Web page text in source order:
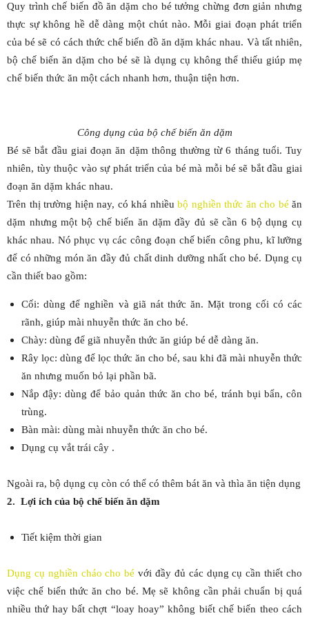
Quy trình chế biến đồ ăn dặm cho bé tưởng chừng đơn giản nhưng
thực sự không hề dễ dàng một chút nào. Mỗi giai đoạn phát triển
của bé sẽ có cách thức chế biến đồ ăn dặm khác nhau. Và tất nhiên,
bộ chế biến ăn dặm cho bé sẽ là dụng cụ không thể thiếu giúp mẹ
chế biến thức ăn một cách nhanh hơn, thuận tiện hơn.
Công dụng của bộ chế biến ăn dặm
Bé sẽ bắt đầu giai đoạn ăn dặm thông thường từ 6 tháng tuổi. Tuy
nhiên, tùy thuộc vào sự phát triển của bé mà mỗi bé sẽ bắt đầu giai
đoạn ăn dặm khác nhau.
Trên thị trường hiện nay, có khá nhiều bộ nghiền thức ăn cho bé ăn
dặm nhưng một bộ chế biến ăn dặm đầy đủ sẽ cần 6 bộ dụng cụ
khác nhau. Nó phục vụ các công đoạn chế biến công phu, kĩ lưỡng
để có những món ăn đầy đủ chất dinh dưỡng nhất cho bé. Dụng cụ
cần thiết bao gồm:
Cối: dùng để nghiền và giã nát thức ăn. Mặt trong cối có các
rãnh, giúp mài nhuyễn thức ăn cho bé.
Chày: dùng để giã nhuyễn thức ăn giúp bé dễ dàng ăn.
Rây lọc: dùng để lọc thức ăn cho bé, sau khi đã mài nhuyễn thức
ăn nhưng muốn bỏ lại phần bã.
Nắp đậy: dùng để bảo quản thức ăn cho bé, tránh bụi bẩn, côn
trùng.
Bàn mài: dùng mài nhuyễn thức ăn cho bé.
Dụng cụ vắt trái cây .
Ngoài ra, bộ dụng cụ còn có thể có thêm bát ăn và thìa ăn tiện dụng
2. Lợi ích của bộ chế biến ăn dặm
Tiết kiệm thời gian
Dụng cụ nghiền cháo cho bé với đầy đủ các dụng cụ cần thiết cho
việc chế biến thức ăn cho bé. Mẹ sẽ không cần phải chuẩn bị quá
nhiều thứ hay bất chợt “loay hoay” không biết chế biến theo cách